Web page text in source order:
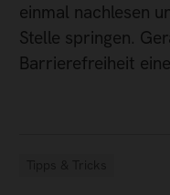
einmal nachlesen
Stelle springen.
Barrierefreiheit